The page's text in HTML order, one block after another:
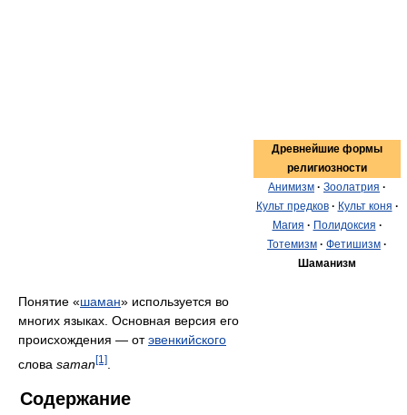
Древнейшие формы
религиозности
Анимизм · Зоолатрия ·
Культ предков· Культ коня ·
Магия · Полидоксия ·
Тотемизм · Фетишизм ·
Шаманизм
Понятие «шаман» используется во
многих языках. Основная версия его
происхождения — отэвенкийского
слова saman[1]
Содержание